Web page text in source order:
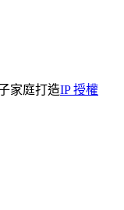
家庭打造IP 授權